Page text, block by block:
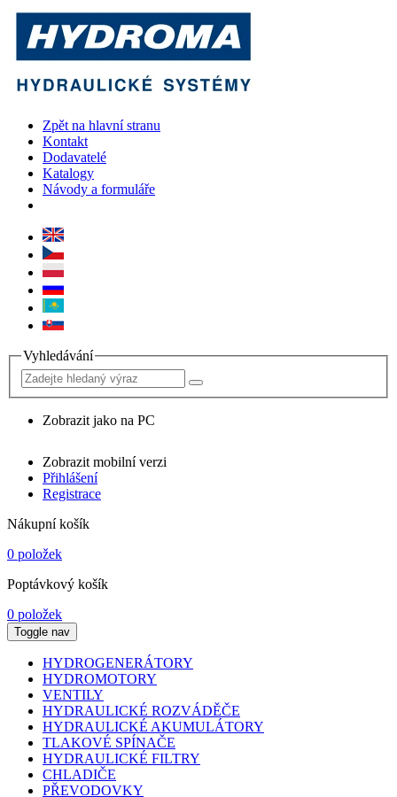
Zpět na hlavní stranu
Kontakt
Dodavatelé
Katalogy
Návody a formuláře
Vyhledávání
Zobrazit jako na PC
Zobrazit mobilní verzi
Přihlášení
Registrace
Nákupní košík
0 položek
Poptávkový košík
0 položek
Toggle nav
HYDROGENERÁTORY
HYDROMOTORY
VENTILY
HYDRAULICKÉ ROZVÁDĚČE
HYDRAULICKÉ AKUMULÁTORY
TLAKOVÉ SPÍNAČE
HYDRAULICKÉ FILTRY
CHLADIČE
PŘEVODOVKY